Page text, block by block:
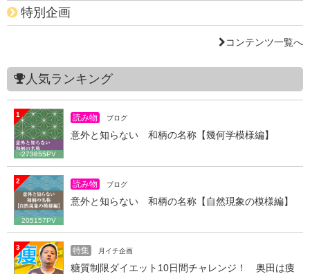
特別企画
コンテンツ一覧へ
人気ランキング
1
273855PV
読み物 ブログ
意外と知らない 和柄の名称【幾何学模様編】
2
205157PV
読み物 ブログ
意外と知らない 和柄の名称【自然現象の模様編】
3 特集 月イチ企画
糖質制限ダイエット10日間チャレンジ！ 奥田は痩